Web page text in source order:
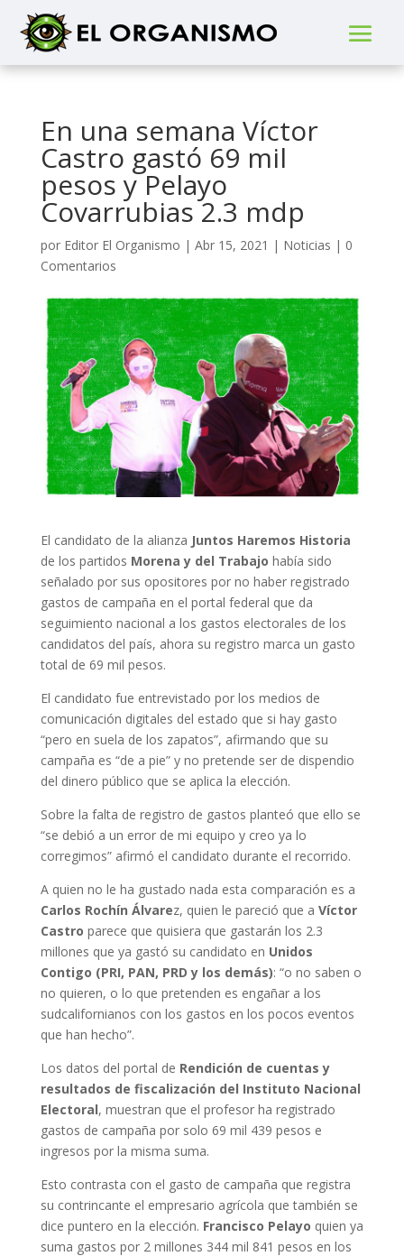
En una semana Víctor
Castro gastó 69 mil
pesos y Pelayo
Covarrubias 2.3 mdp
por Editor El Organismo | Abr 15, 2021 | Noticias | 0
Comentarios
El candidato de la alianza Juntos Haremos Historia
de los partidos Morena y del Trabajo había sido
señalado por sus opositores por no haber registrado
gastos de campaña en el portal federal que da
seguimiento nacional a los gastos electorales de los
candidatos del país, ahora su registro marca un gasto
total de 69 mil pesos.
El candidato fue entrevistado por los medios de
comunicación digitales del estado que si hay gasto
“pero en suela de los zapatos”, afirmando que su
campaña es “de a pie” y no pretende ser de dispendio
del dinero público que se aplica la elección.
Sobre la falta de registro de gastos planteó que ello se
“se debió a un error de mi equipo y creo ya lo
corregimos” afirmó el candidato durante el recorrido.
A quien no le ha gustado nada esta comparación es a
Carlos Rochín Álvarez, quien le pareció que a Víctor
Castro parece que quisiera que gastarán los 2.3
millones que ya gastó su candidato en Unidos
Contigo (PRI, PAN, PRD y los demás): “o no saben o
no quieren, o lo que pretenden es engañar a los
sudcalifornianos con los gastos en los pocos eventos
que han hecho”.
Los datos del portal de Rendición de cuentas y
resultados de fiscalización del Instituto Nacional
Electoral, muestran que el profesor ha registrado
gastos de campaña por solo 69 mil 439 pesos e
ingresos por la misma suma.
Esto contrasta con el gasto de campaña que registra
su contrincante el empresario agrícola que también se
dice puntero en la elección. Francisco Pelayo quien ya
suma gastos por 2 millones 344 mil 841 pesos en los